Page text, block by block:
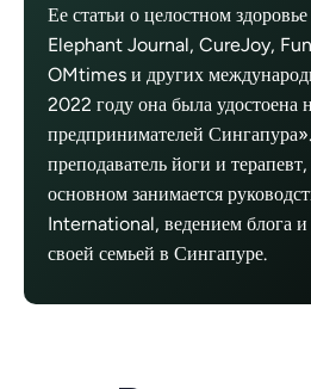
Ее статьи о целостном
Elephant Journal, CureJoy,
OMtimes и других
2022 году она была
предпринимателей
преподаватель йоги и
основном занимается
International, ведением блога и
своей семьей в Сингапуре.